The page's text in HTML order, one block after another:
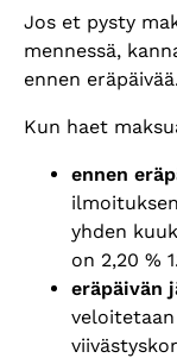
Jos et pysty
mennessä,
ennen eräpäivää.
Kun haet
ennen er
yhden
on 2,20 %
eräpäivän